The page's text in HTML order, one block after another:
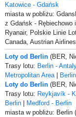
Katowice - Gdańsk
miasta w pobliżu:
z Gdańsk - Rębiechowo
Ryanair, Polskie Linie
Canada, Austrian
Loty od Berlin (BER,
Trasy lotu: Berlin -
Metropolitan Area |
Loty do Berlin (BER,
Trasy lotu: Reykjavík -
Berlin | Medford - Berlin
miasta w pobliżu: Berlin